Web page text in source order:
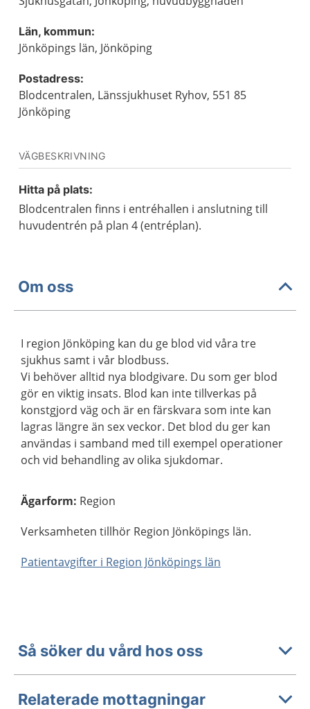
Län, kommun:
Jönköpings län, Jönköping
Postadress:
Blodcentralen, Länssjukhuset Ryhov, 551 85
Jönköping
VÄGBESKRIVNING
Hitta på plats:
Blodcentralen finns i entréhallen i anslutning till
huvudentrén på plan 4 (entréplan).
Om oss
I region Jönköping kan du ge blod vid våra tre
sjukhus samt i vår blodbuss.
Vi behöver alltid nya blodgivare. Du som ger blod
gör en viktig insats. Blod kan inte tillverkas på
konstgjord väg och är en färskvara som inte kan
lagras längre än sex veckor. Det blod du ger kan
användas i samband med till exempel operationer
och vid behandling av olika sjukdomar.
Ägarform: Region
Verksamheten tillhör Region Jönköpings län.
Patientavgifter i Region Jönköpings län
Så söker du vård hos oss
Relaterade mottagningar